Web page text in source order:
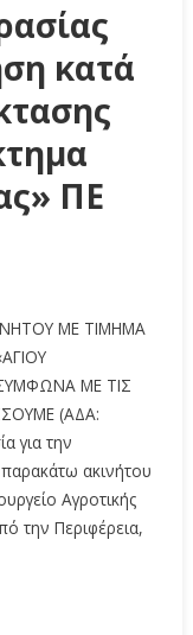
κατά
ΠΕ
ΜΕ ΤΙΜΗΜΑ
ΜΕ ΤΙΣ
(ΑΔΑ:
για την
ακινήτου
Αγροτικής
την Περιφέρεια,